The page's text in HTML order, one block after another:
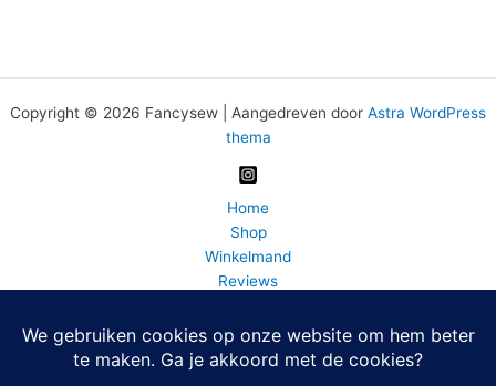
Copyright © 2026 Fancysew | Aangedreven door Astra WordPress
thema
Home
Shop
Winkelmand
Reviews
BLOG
FAQ